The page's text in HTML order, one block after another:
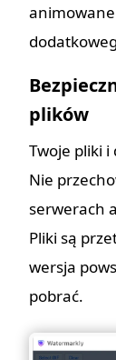
plików
Twoje pliki i
Nie
serwerach
Pliki są
wersja
pobrać.